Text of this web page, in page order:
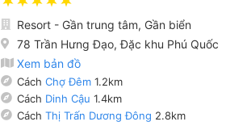
Resort - Gần trung tâm, Gần biển
78 Trần Hưng Đạo, Đặc khu Phú Quốc
Xem bản đồ
CáchChợ Đêm 1.2km
Cách Dinh Cậu 1.4km
CáchThị Trấn Dương Đông 2.8km